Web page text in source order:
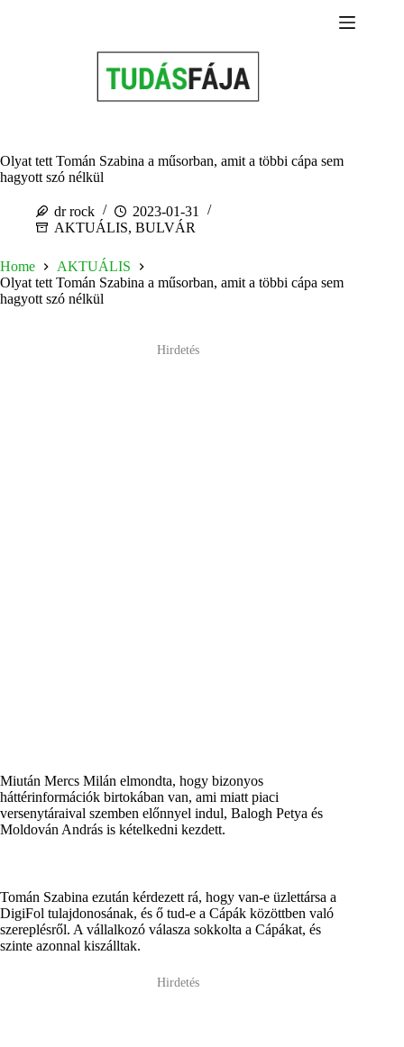
Olyat tett Tomán Szabina a műsorban, amit a többi cápa sem
hagyott szó nélkül
dr rock
2023-01-31
AKTUÁLIS, BULVÁR
Home
AKTUÁLIS
Olyat tett Tomán Szabina a műsorban, amit a többi cápa sem
hagyott szó nélkül
Hirdetés
Miután Mercs Milán elmondta, hogy bizonyos
háttérinformációk birtokában van, ami miatt piaci
versenytáraival szemben előnnyel indul, Balogh Petya és
Moldován András is kételkedni kezdett.
Tomán Szabina ezután kérdezett rá, hogy van-e üzlettársa a
DigiFol tulajdonosának, és ő tud-e a Cápák közöttben való
szereplésről. A vállalkozó válasza sokkolta a Cápákat, és
szinte azonnal kiszálltak.
Hirdetés